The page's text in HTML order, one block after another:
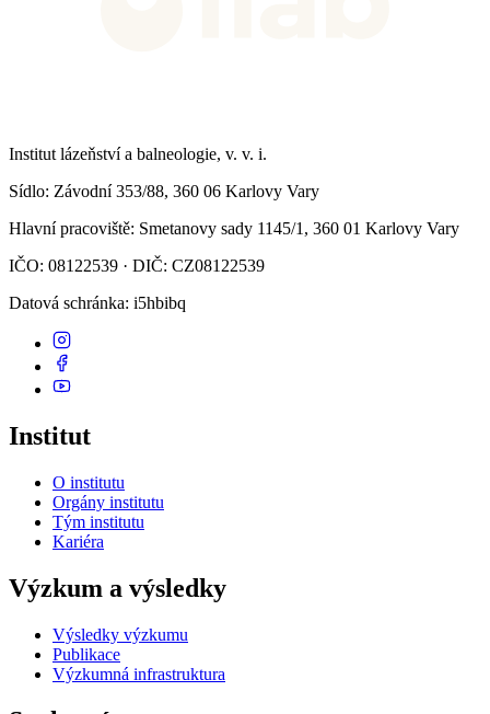
Institut lázeňství a balneologie, v. v. i.
Sídlo: Závodní 353/88, 360 06 Karlovy Vary
Hlavní pracoviště: Smetanovy sady 1145/1, 360 01 Karlovy Vary
IČO: 08122539 · DIČ: CZ08122539
Datová schránka: i5hbibq
Institut
O institutu
Orgány institutu
Tým institutu
Kariéra
Výzkum a výsledky
Výsledky výzkumu
Publikace
Výzkumná infrastruktura